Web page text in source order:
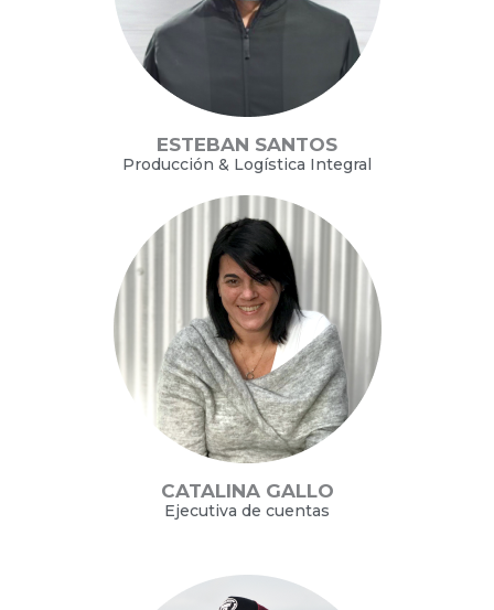
ESTEBAN SANTOS
Producción & Logística Integral
CATALINA GALLO
Ejecutiva de cuentas